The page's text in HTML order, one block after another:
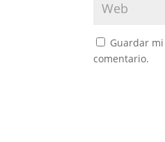
Guardar
comentario.